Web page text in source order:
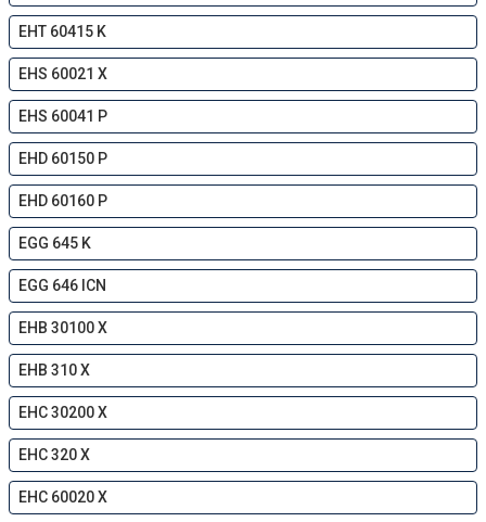
EHT 60415 K
EHS 60021 X
EHS 60041 P
EHD 60150 P
EHD 60160 P
EGG 645 K
EGG 646 ICN
EHB 30100 X
EHB 310 X
EHC 30200 X
EHC 320 X
EHC 60020 X